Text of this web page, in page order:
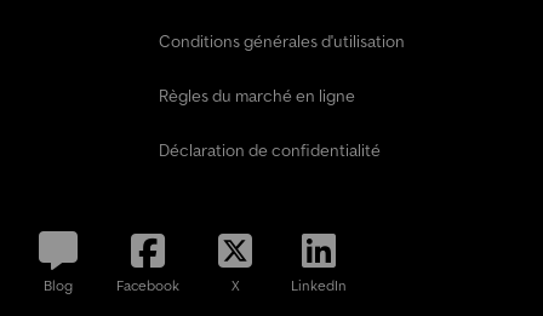
Conditions générales d'utilisation
Règles du marché en ligne
Déclaration de confidentialité
Blog Facebook X LinkedIn